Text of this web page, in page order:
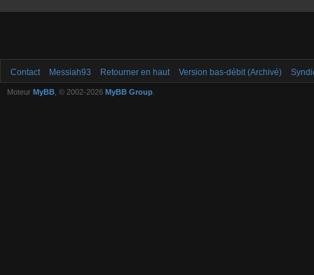
Contact Messiah93 Retourner en haut Version bas-débit (Archivé)
Moteur MyBB , © 2002-2026 MyBB Group